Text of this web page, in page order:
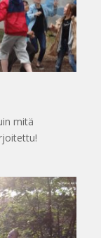
mitä